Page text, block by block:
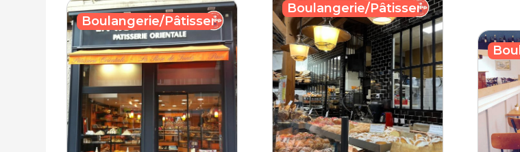
Boulangerie/Pâtisserie
Boulangerie/Pâtisserie